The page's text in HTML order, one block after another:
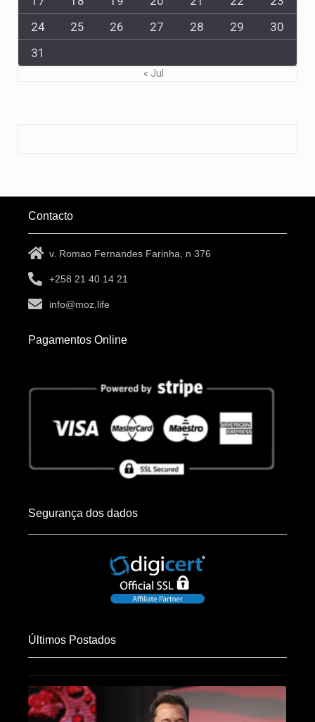
24
25 26 27 28 29
30
31
« Jul
Contacto
v. Romao Fernandes Farinha, n 376
+258 21 40 14 21
info@moz.life
Pagamentos Online
Segurança dos dados
Últimos Postados